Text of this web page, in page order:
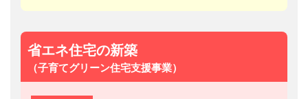
省エネ住宅の新築
（子育てグリーン住宅支援事業）